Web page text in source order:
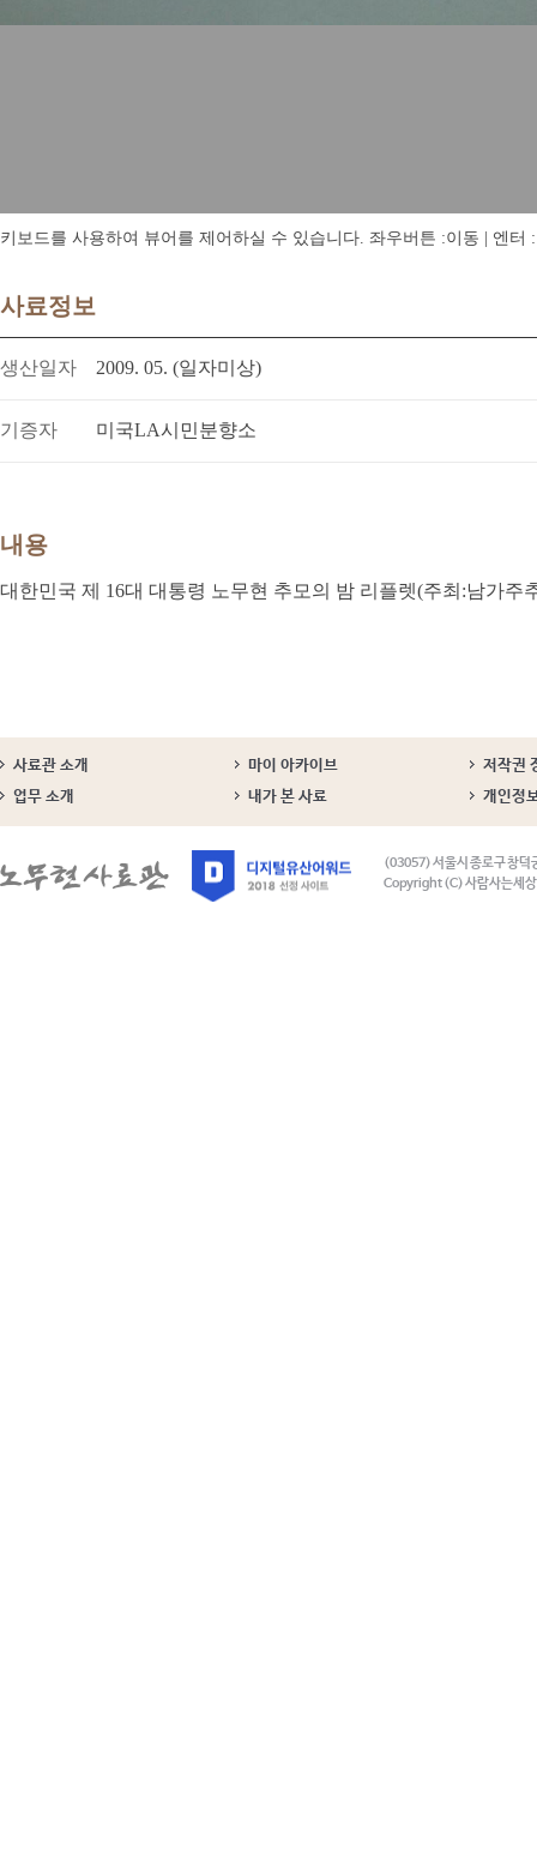
키보드를 사용하여 뷰어를 제어하실 수 있습니다. 좌우버튼 :이동 | 엔터
사료정보
생산일자 2009. 05. (일자미상)
기증자 미국LA시민분향소
내용
대한민국 제 16대 대통령 노무현 추모의 밤 리플렛(주최:남가주
사료관 소개 마이 아카이브
저작권
업무 소개
내가 본 사료 개인정
(03057) 서울시 종로구 창덕
Copyright (C) 사람사는세